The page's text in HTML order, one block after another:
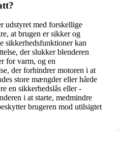
udstyret med forskellige
at brugen er sikker og
sikkerhedsfunktioner kan
der slukker blenderen
for varm, og en
der forhindrer motoren i at
store mængder eller hårde
en sikkerhedslås eller -
i at starte, medmindre
brugeren mod utilsigtet